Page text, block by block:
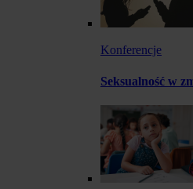
Konferencje
Seksualność w